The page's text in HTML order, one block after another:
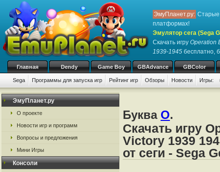
ЭмуПланет.ру: Старые
платформах!
Эмулятор сега (Sega
Скачать игру Operation
1939-1945 бесплатно,
Главная Dendy Game Boy GBAdvance GBColor
Sega Программы для запуска игр Рейтинг игр Обзоры Новости Игры:
ЭмуПланет.ру
О проекте
Новости игр и программ
Вопросы и предложения
Мини Игры
Консоли
Буква O.
Скачать игру
Victory 1939
от сеги - Sega